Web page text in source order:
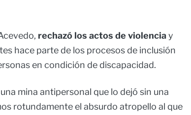
rechazó los actos de violenciay
hace parte de los procesos de inclusión
en condición de discapacidad.
mina antipersonal que lo dejó sin una
rotundamente el absurdo atropello al que